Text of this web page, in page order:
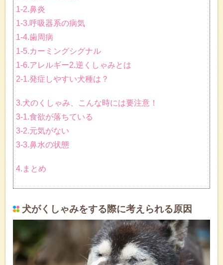
1-2.鼻炎
1-3.呼吸器系の病気
1-4.歯周病
1-5.カーミングシグナル
1-6.アレルギー2.逆くしゃみとは
2-1.発症しやすい犬種は？
3.犬のくしゃみ、こんな時には要注意！
3-1.食欲が落ちている
3-2.元気がない
3-3.鼻水の状態
4.まとめ
犬がくしゃみをする際に考えられる原因